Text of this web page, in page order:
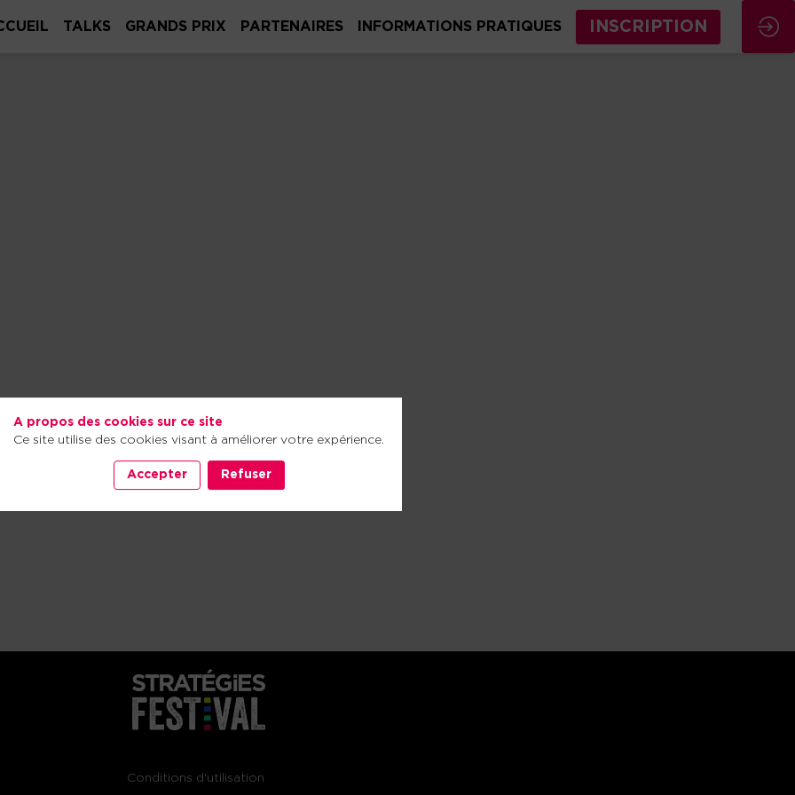
TALKS GRANDS PRIX PARTENAIRES INFORMATIONS PRATIQUES INSCRIPTION
Conditions d'utilisation
A propos des cookies sur ce site
Ce site utilise des cookies visant à améliorer votre expérience.
Accepter Refuser